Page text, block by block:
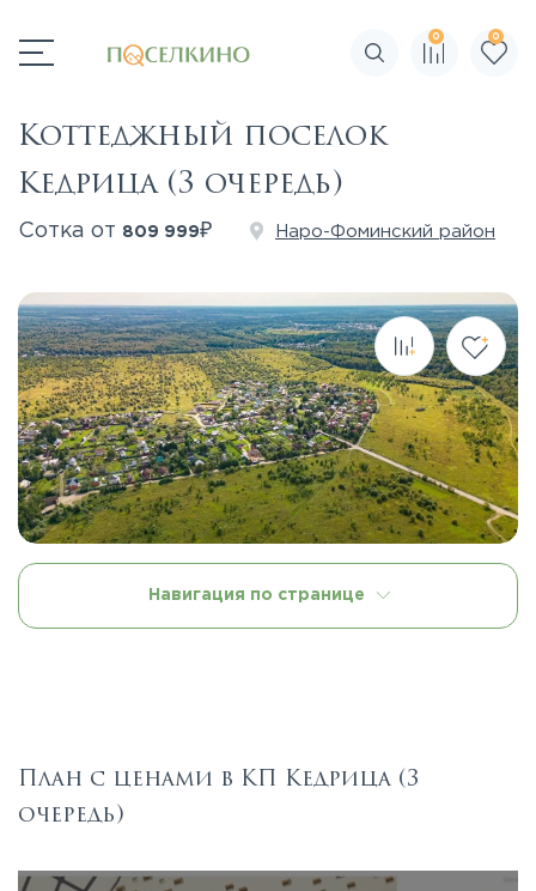
Поиск по сайту
0 0
Коттеджный поселок
Кедрица (3 очередь)
Сотка от 809 999₽ Наро-Фоминский район
Навигация по странице
План с ценами в КП Кедрица (3
очередь)